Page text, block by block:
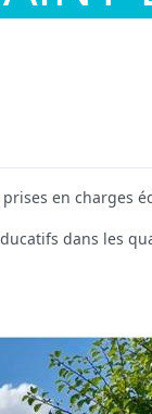
en charges
dans les